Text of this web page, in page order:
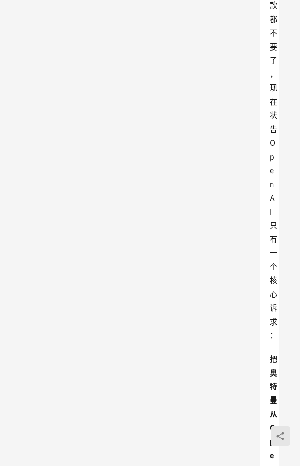
款
都
不
要
了
，
现
在
状
告
O
p
e
n
A
I
只
有
一
个
核
心
诉
求
：
把
奥
特
曼
从
O
p
e